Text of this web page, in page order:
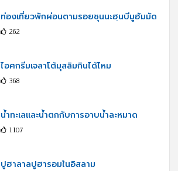
ท่องเที่ยวพักผ่อนตามรอยซุนนะฮฺนบีมูฮัมมัด
262
ไอศกรีมเจลาโต้มุสลิมกินได้ไหม
368
น้ำทะเลและน้ำตกกับการอาบน้ำละหมาด
1107
ปูฮาลาลปูฮารอมในอิสลาม